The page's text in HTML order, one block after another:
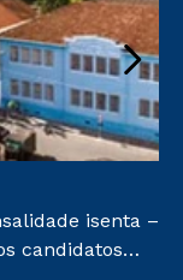
isenta –
candidatos